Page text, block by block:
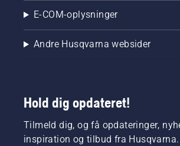
E-COM-oplysninger
Andre Husqvarna websider
Hold dig opdateret!
Tilmeld dig, og få opdateringer,
inspiration og tilbud fra Husqvarna.